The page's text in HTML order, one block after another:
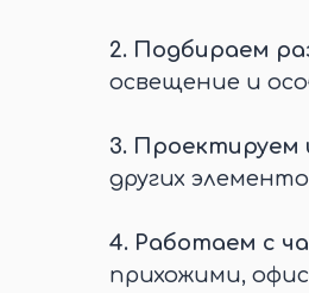
2. Подбираем
освещение и
3. Проектируем
других
4. Работаем с
прихожими,